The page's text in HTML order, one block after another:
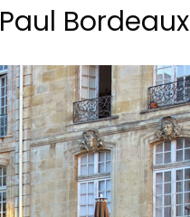
Bordeaux